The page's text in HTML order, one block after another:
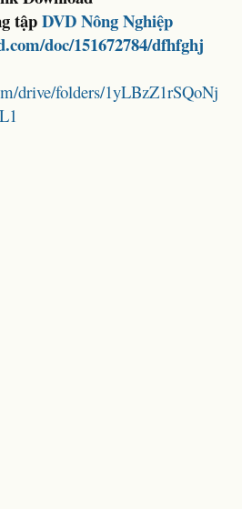
tậpDVD Nông Nghiệp
doc/151672784/dfhfghj
drive/folders/1yLBzZ1rSQoNj